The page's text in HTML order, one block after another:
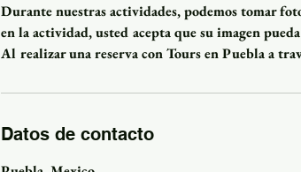
Durante nuestras actividades, podemos tomar
en la actividad, usted acepta que su imagen
Al realizar una reserva con Tours en Puebla a
Datos de contacto